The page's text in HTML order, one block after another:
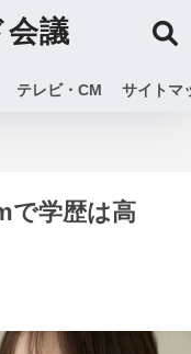
議
テレビ・CM サイトマ
で学歴は高